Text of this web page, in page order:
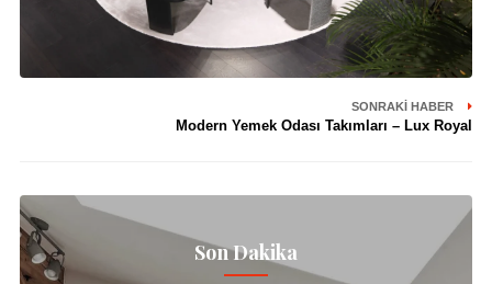
SONRAKI HABER
Modern Yemek Odası Takımları – Lux Royal
Son Dakika